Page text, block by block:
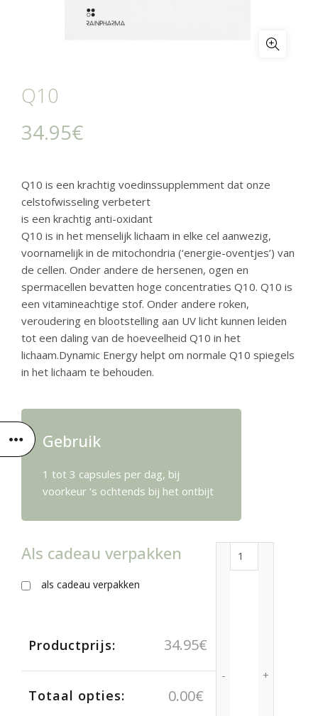
Q10
34.95€
Q10 is een krachtig voedinssupplemment dat onze
celstofwisseling verbetert
is een krachtig anti-oxidant
Q10 is in het menselijk lichaam in elke cel aanwezig,
voornamelijk in de mitochondria (‘energie-oventjes’) van
de cellen. Onder andere de hersenen, ogen en
spermacellen bevatten hoge concentraties Q10. Q10 is
een vitamineachtige stof. Onder andere roken,
veroudering en blootstelling aan UV licht kunnen leiden
tot een daling van de hoeveelheid Q10 in het
lichaam.Dynamic Energy helpt om normale Q10 spiegels
in het lichaam te behouden.
Gebruik
1 tot 3 capsules per dag, bij
voorkeur ‘s ochtends bij het ontbijt
Als cadeau verpakken
als cadeau verpakken
Productprijs: 34.95€
Totaal opties: 0.00€